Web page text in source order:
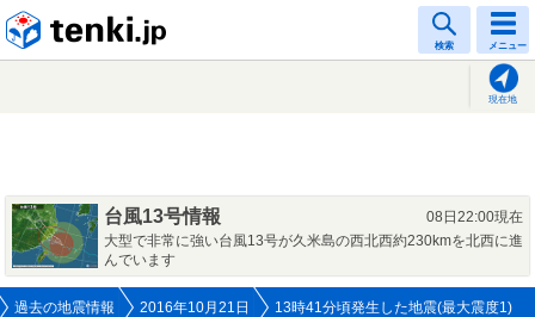
検索 メニュー
現在地
台風13号情報
08日22:00現在
大型で非常に強い台風13号が久米島の西北西約230kmを北西に進
んでいます
過去の地震情報 2016年10月21日 13時41分頃発生した地震(最大震度1)